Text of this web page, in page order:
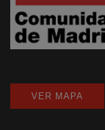
VER MAPA